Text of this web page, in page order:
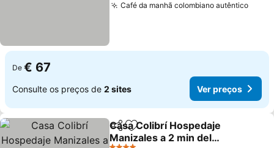
Café da manhã colombiano autêntico
De € 67
Consulte os preços de 2 sites Ver preços
PartilharAdicionar aos favoritos
Casa Colibrí Hospedaje
Manizales a 2 min del